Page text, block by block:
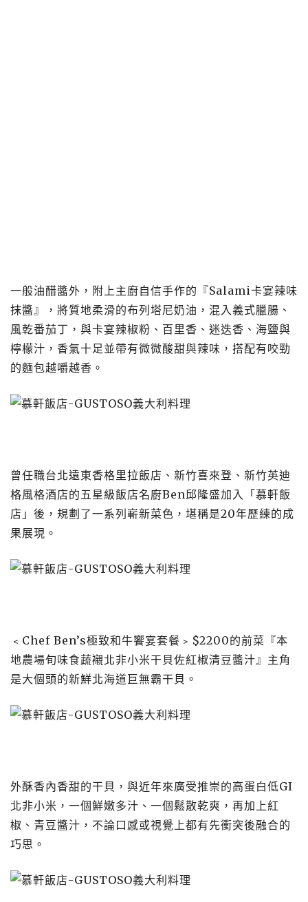
一般油醋醬外，附上主廚自信手作的『Salami卡宴辣味
抹醬』，將質地柔滑的布列塔尼奶油，混入義式臘腸、
風乾番茄丁，與卡宴辣椒粉、百里香、迷迭香、海鹽與
檸檬汁，香氣十足並帶有微微酸甜與辣味，搭配有咬勁
的麵包越嚼越香。
曾任職台北遠東香格里拉飯店、新竹喜來登、新竹英迪
格風格酒店的五星級飯店名廚Ben邱隆盛加入「慕軒飯
店」後，規劃了一系列嶄新菜色，堪稱是20年歷練的成
果展現。
﹤Chef Ben’s極致和牛饗宴套餐﹥$2200的前菜『本
地農場旬味食蔬襯北非小米干貝佐紅椒清豆醬汁』主角
是大個頭的新鮮北海道巨無霸干貝。
外酥香內香甜的干貝，與近年來廣受推崇的高蛋白低GI
北非小米，一個鮮嫩多汁、一個鬆散乾爽，再加上紅
椒、青豆醬汁，不論口感或視覺上都有先衝突後融合的
巧思。